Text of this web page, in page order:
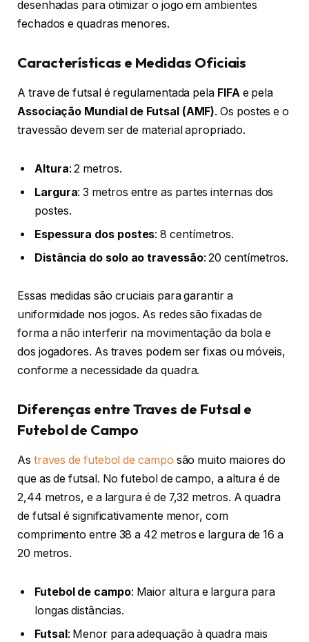
desenhadas para otimizar o jogo em ambientes
fechados e quadras menores.
Características e Medidas Oficiais
A trave de futsal é regulamentada pela FIFAe pela
Associação Mundial de Futsal (AMF). Os postes e o
travessão devem ser de material apropriado.
Altura: 2 metros.
Largura: 3 metros entre as partes internas dos
postes.
Espessura dos postes: 8 centímetros.
Distância do solo ao travessão: 20 centímetros.
Essas medidas são cruciais para garantir a
uniformidade nos jogos. As redes são fixadas de
forma a não interferir na movimentação da bola e
dos jogadores. As traves podem ser fixas ou móveis,
conforme a necessidade da quadra.
Diferenças entre Traves de Futsal e
Futebol de Campo
As traves de futebol de campo são muito maiores do
que as de futsal. No futebol de campo, a altura é de
2,44 metros, e a largura é de 7,32 metros. A quadra
de futsal é significativamente menor, com
comprimento entre 38 a 42 metros e largura de 16 a
20 metros.
Futebol de campo: Maior altura e largura para
longas distâncias.
Futsal: Menor para adequação à quadra mais